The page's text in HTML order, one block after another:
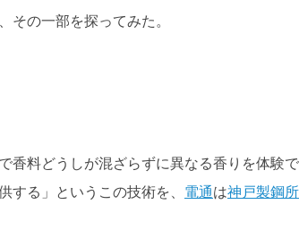
その一部を探ってみた。
香料どうしが混ざらずに異なる香りを体験で
する」というこの技術を、 電通は神戸製鋼所